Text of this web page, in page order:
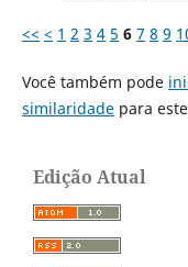
<< < 1 2 3 4 5 6 7 8 9
Você também pode
similaridadepara
Edição Atual